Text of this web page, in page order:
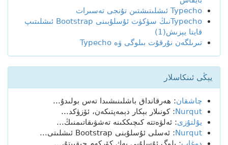
Typecho ئىشلىتىشتىن تۇنجى تەسىرات
Typechoنىڭ سۈكۈت ئۇسلۇبىنى Bootstrap ئىشلىتىپ
قايتا يېزىش(1)
تىرىلگەن نۇرقۇت بىلوگى ۋە Typecho
يېڭى ئىنكاسلار
چاشقان: ھەرقانداق باشلىنىشىدا تەس بولىدۇ...
Nurqut: كونىلار بېكار دېمەپتىكەن، ئۆزۈكد...
يۇلتۇزى: ئەلۋەتتە كىچىككىنە تەشۋىقاتىمنىڭ...
Nurqut: ئەسلى ئۇسلۇبنى Bootstrap ئىشلىتى...